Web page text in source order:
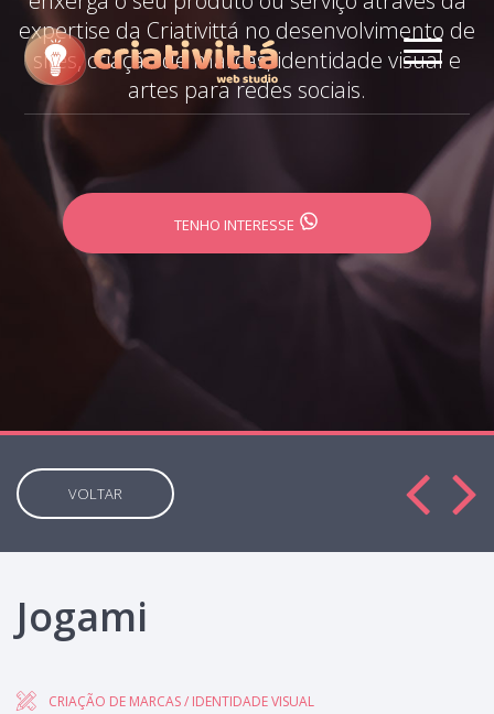
expertise da Criativittá no desenvolvimento de
sites, criação de marcas, identidade visual e
artes para redes sociais.
TENHO INTERESSE
VOLTAR
Jogami
CRIAÇÃO DE MARCAS / IDENTIDADE VISUAL